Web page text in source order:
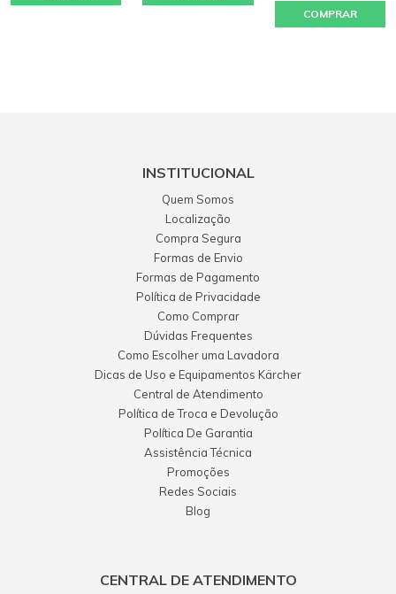
COMPRAR
INSTITUCIONAL
Quem Somos
Localização
Compra Segura
Formas de Envio
Formas de Pagamento
Política de Privacidade
Como Comprar
Dúvidas Frequentes
Como Escolher uma Lavadora
Dicas de Uso e Equipamentos Kärcher
Central de Atendimento
Política de Troca e Devolução
Política De Garantia
Assistência Técnica
Promoções
Redes Sociais
Blog
CENTRAL DE ATENDIMENTO